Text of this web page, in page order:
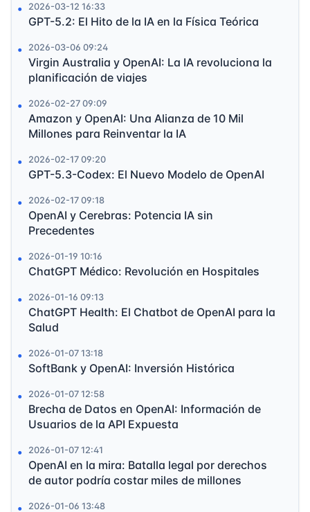
2026-03-12 16:33
GPT-5.2: El Hito de la IA en la Física Teórica
2026-03-06 09:24
Virgin Australia y OpenAI: La IA revoluciona la
planificación de viajes
2026-02-27 09:09
Amazon y OpenAI: Una Alianza de 10 Mil
Millones para Reinventar la IA
2026-02-17 09:20
GPT-5.3-Codex: El Nuevo Modelo de OpenAI
2026-02-17 09:18
OpenAI y Cerebras: Potencia IA sin
Precedentes
2026-01-19 10:16
ChatGPT Médico: Revolución en Hospitales
2026-01-16 09:13
ChatGPT Health: El Chatbot de OpenAI para la
Salud
2026-01-07 13:18
SoftBank y OpenAI: Inversión Histórica
2026-01-07 12:58
Brecha de Datos en OpenAI: Información de
Usuarios de la API Expuesta
2026-01-07 12:41
OpenAI en la mira: Batalla legal por derechos
de autor podría costar miles de millones
2026-01-06 13:48